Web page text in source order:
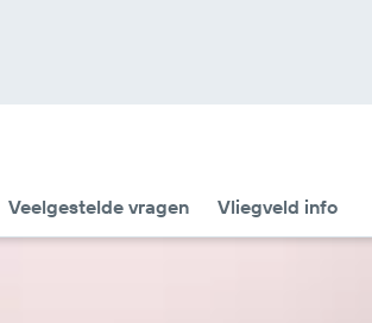
Veelgestelde vragen Vliegveld info